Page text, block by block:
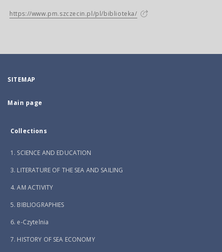
https://www.pm.szczecin.pl/pl/biblioteka/
SITEMAP
Main page
Collections
1. SCIENCE AND EDUCATION
3. LITERATURE OF THE SEA AND SAILING
4. AM ACTIVITY
5. BIBLIOGRAPHIES
6. e-Czytelnia
7. HISTORY OF SEA ECONOMY